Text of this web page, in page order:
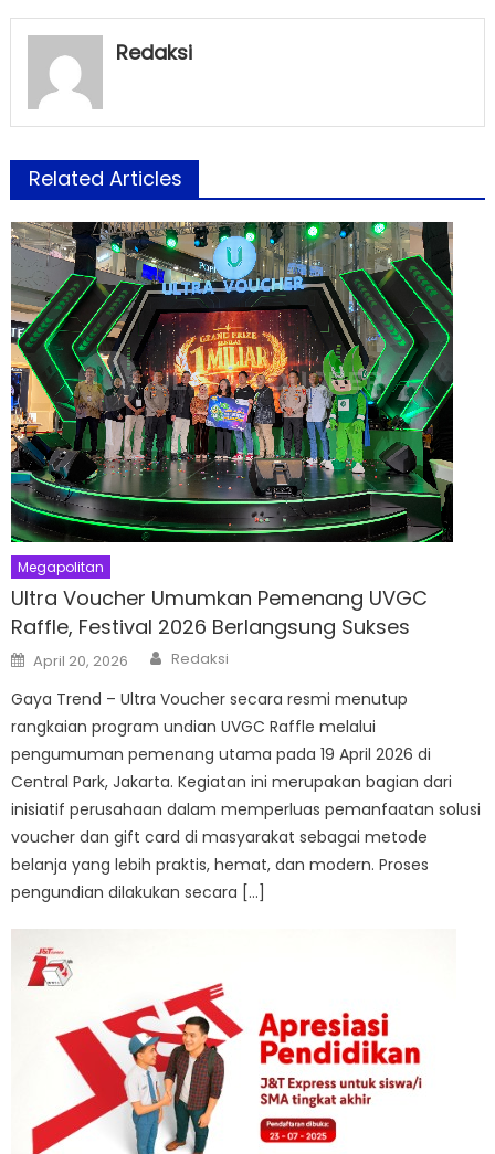
Redaksi
Related Articles
Megapolitan
Ultra Voucher Umumkan Pemenang UVGC
Raffle, Festival 2026 Berlangsung Sukses
Posted
on
April 20, 2026 Author
Redaksi
Gaya Trend – Ultra Voucher secara resmi menutup
rangkaian program undian UVGC Raffle melalui
pengumuman pemenang utama pada 19 April 2026 di
Central Park, Jakarta. Kegiatan ini merupakan bagian dari
inisiatif perusahaan dalam memperluas pemanfaatan solusi
voucher dan gift card di masyarakat sebagai metode
belanja yang lebih praktis, hemat, dan modern. Proses
pengundian dilakukan secara […]